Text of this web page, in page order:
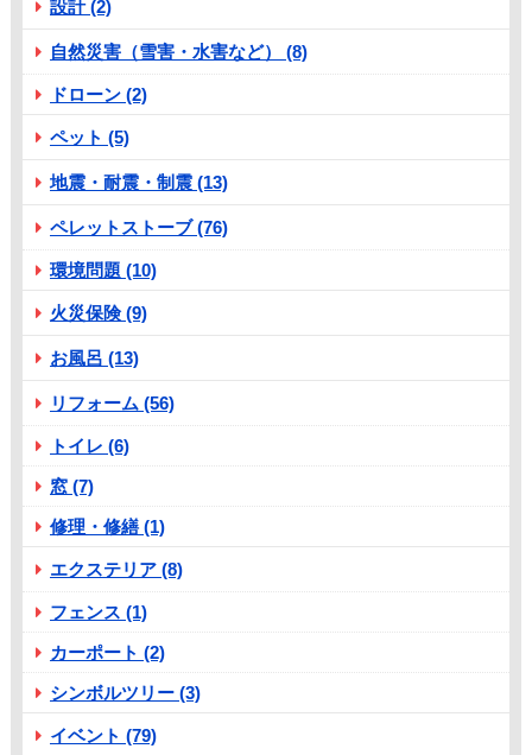
設計 (2)
自然災害（雪害・水害など） (8)
ドローン (2)
ペット (5)
地震・耐震・制震 (13)
ペレットストーブ (76)
環境問題 (10)
火災保険 (9)
お風呂 (13)
リフォーム (56)
トイレ (6)
窓 (7)
修理・修繕 (1)
エクステリア (8)
フェンス (1)
カーポート (2)
シンボルツリー (3)
イベント (79)